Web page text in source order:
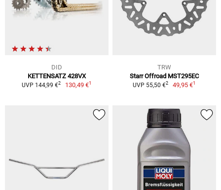
DID
KETTENSATZ 428VX
UVP 144,99 €2 130,49 €1
TRW
Starr Offroad MST295EC
UVP 55,50 €2 49,95 €1